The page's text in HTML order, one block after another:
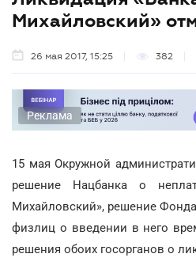
Михайловский»
26 мая 2017, 15:25 382
Реклама
15 мая Окружной
решение Нацбанка о
Михайловский», решение
физлиц о введении в него
решения обоих госорганов о